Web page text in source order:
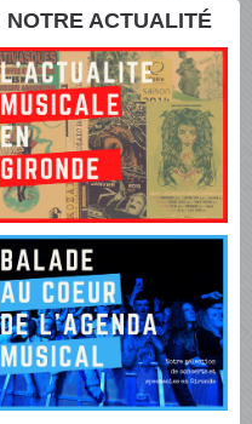
NOTRE ACTUALITÉ